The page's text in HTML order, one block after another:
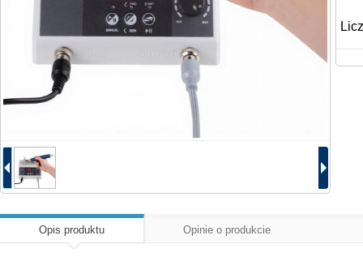
Opis produktu Opinie o produkcie